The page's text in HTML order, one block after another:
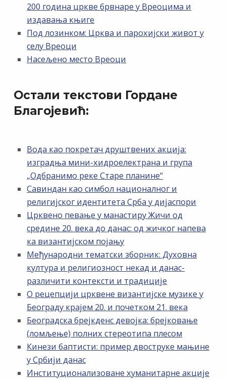
200 година цркве брвнаре у Вреоцима и
издавања књиге
Под лозинком: Црква и парохијски живот у
селу Вреоци
Насељено место Вреоци
Остали текстови Гордане
Благојевић:
Вода као покретач друштвених акција:
изградња мини-хидроелектрана и група
„Одбранимо реке Старе планине“
Савиндан као симбол националног и
религијског идентитета Срба у дијаспори
Црквено певање у манастиру Жичи од
средине 20. века до данас: од жичког напева
ка византијском појању
Међународни тематски зборник: Духовна
култура и религиозност некад и данас-
различити контексти и традиције
О рецепцији црквене византијске музике у
Београду крајем 20. и почетком 21. века
Београдска брејкденс девојка: брејковање
(ломљење) полних стереотипа плесом
Кинези баптисти: пример двоструке мањине
у Србији данас
Институционализоване хуманитарне акције